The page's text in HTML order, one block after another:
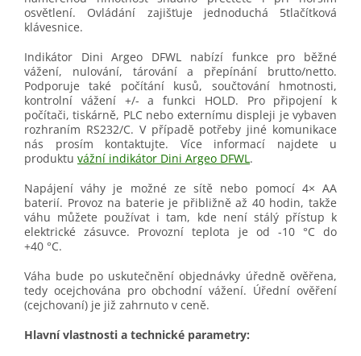
osvětlení. Ovládání zajišťuje jednoduchá 5tlačítková
klávesnice.
Indikátor Dini Argeo DFWL nabízí funkce pro běžné
vážení, nulování, tárování a přepínání brutto/netto.
Podporuje také počítání kusů, součtování hmotnosti,
kontrolní vážení +/- a funkci HOLD. Pro připojení k
počítači, tiskárně, PLC nebo externímu displeji je vybaven
rozhraním RS232/C. V případě potřeby jiné komunikace
nás prosím kontaktujte. Více informací najdete u
produktu vážní indikátor Dini Argeo DFWL.
Napájení váhy je možné ze sítě nebo pomocí 4× AA
baterií. Provoz na baterie je přibližně až 40 hodin, takže
váhu můžete používat i tam, kde není stálý přístup k
elektrické zásuvce. Provozní teplota je od -10 °C do
+40 °C.
Váha bude po uskutečnění objednávky úředně ověřena,
tedy ocejchována pro obchodní vážení. Úřední ověření
(cejchovaní) je již zahrnuto v ceně.
Hlavní vlastnosti a technické parametry: